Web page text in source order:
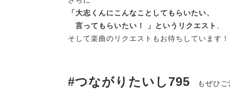
「大志くんにこんなことしてもらいたい、
言ってもらいたい！ 」というリクエスト
そして楽曲のリクエストもお待ちしています！
#つながりたいし795 もぜひご